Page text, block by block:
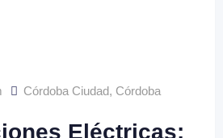
Córdoba Ciudad, Córdoba
Eléctricas: